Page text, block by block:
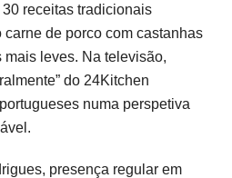
30 receitas tradicionais
de porco com castanhas
leves. Na televisão,
do 24Kitchen
numa perspetiva
presença regular em